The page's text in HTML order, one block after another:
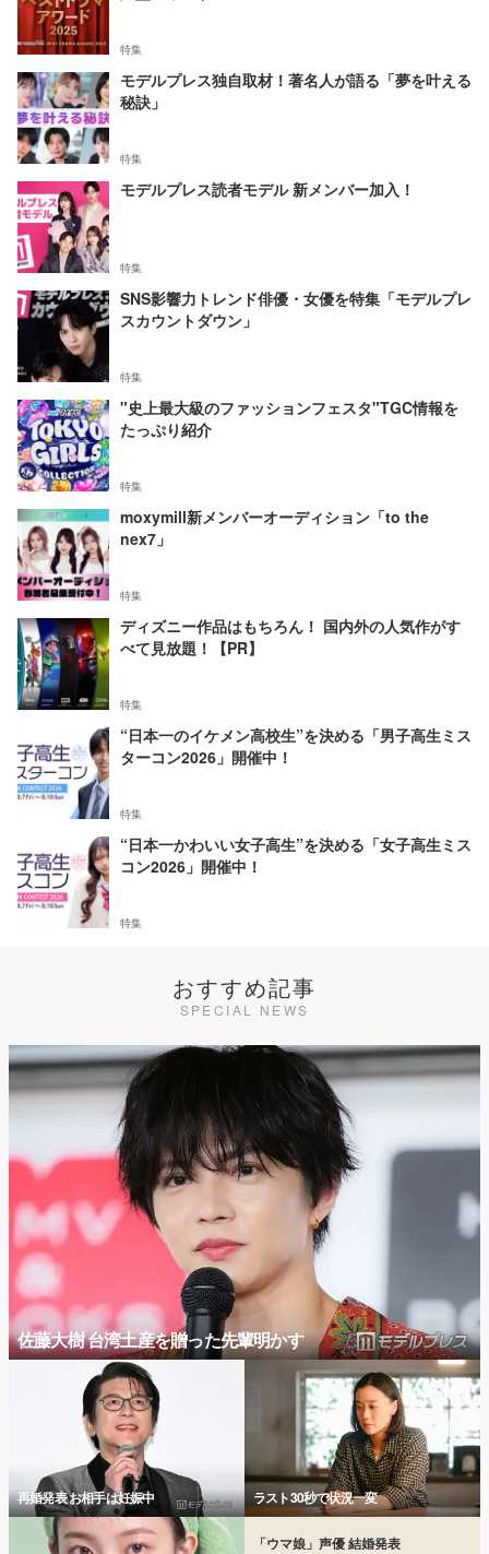
特集
モデルプレス独自取材！著名人が語る「夢を叶える
秘訣」
特集
モデルプレス読者モデル 新メンバー加入！
特集
SNS影響力トレンド俳優・女優を特集「モデルプレ
スカウントダウン」
特集
"史上最大級のファッションフェスタ"TGC情報を
たっぷり紹介
特集
moxymill新メンバーオーディション「to the
nex7」
特集
ディズニー作品はもちろん！ 国内外の人気作がす
べて見放題！【PR】
特集
“日本一のイケメン高校生”を決める「男子高生ミス
ターコン2026」開催中！
特集
“日本一かわいい女子高生”を決める「女子高生ミス
コン2026」開催中！
特集
おすすめ記事
SPECIAL NEWS
佐藤大樹 台湾土産を贈った先輩明かす
再婚発表 お相手は妊娠中 ラスト30秒で状況一変
「ウマ娘」声優 結婚発表